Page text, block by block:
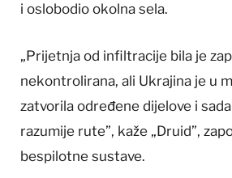
i oslobodio okolna sela.
„Prijetnja od infiltracije bila je
nekontrolirana, ali Ukrajina je u
zatvorila određene dijelove i
razumije rute”, kaže „Druid”,
bespilotne sustave.